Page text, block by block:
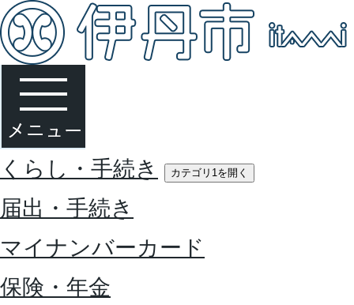
くらし・手続き カテゴリ1を開く
届出・手続き
マイナンバーカード
保険・年金